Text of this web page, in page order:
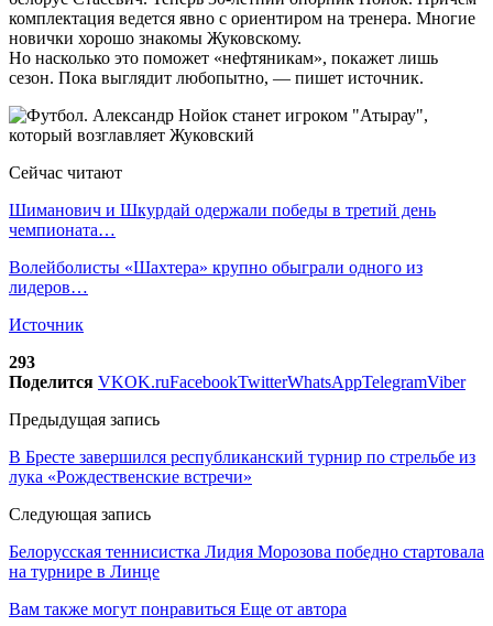
комплектация ведется явно с ориентиром на тренера. Многие
новички хорошо знакомы Жуковскому.
Но насколько это поможет «нефтяникам», покажет лишь
сезон. Пока выглядит любопытно, — пишет источник.
Сейчас читают
Шиманович и Шкурдай одержали победы в третий день
чемпионата…
Волейболисты «Шахтера» крупно обыграли одного из
лидеров…
Источник
293
Поделится VKOK.ruFacebookTwitterWhatsAppTelegramViber
Предыдущая запись
В Бресте завершился республиканский турнир по стрельбе из
лука «Рождественские встречи»
Следующая запись
Белорусская теннисистка Лидия Морозова победно стартовала
на турнире в Линце
Вам также могут понравиться Еще от автора